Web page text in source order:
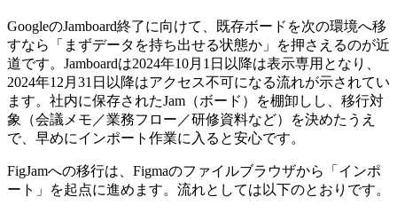
GoogleのJamboard終了に向けて、既存ボードを次の環境へ移
すなら「まずデータを持ち出せる状態か」を押さえるのが近
道です。Jamboardは2024年10月1日以降は表示専用 となり、
2024年12月31日以降はアクセス不可になる流れが示されてい
ます。社内に保存されたJam（ボード）を棚卸しし、移行対
象（会議メモ／業務フロー／研修資料など）を決めたうえ
で、早めにインポート作業に入ると安心です。
FigJamへの移行は、Figmaのファイルブラウザから「インポ
ート」を起点に進めます。流れとしては以下のとおりです。